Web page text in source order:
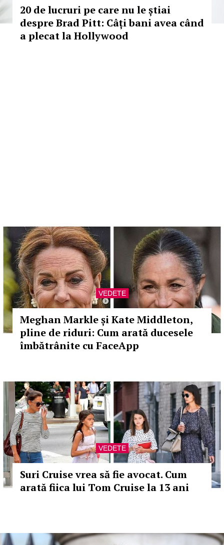
20 de lucruri pe care nu le știai
despre Brad Pitt: Câți bani avea când
a plecat la Hollywood
VEDETE
Meghan Markle și Kate Middleton,
pline de riduri: Cum arată ducesele
îmbătrânite cu FaceApp
VEDETE
Suri Cruise vrea să fie avocat. Cum
arată fiica lui Tom Cruise la 13 ani